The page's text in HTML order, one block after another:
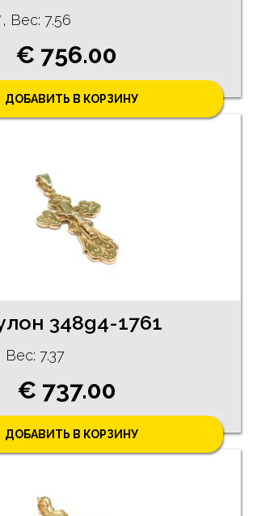
Bес: 7.56
€ 756.00
ДОБАВИТЬ В КОРЗИНУ
348g4-1761
7.37
€ 737.00
ДОБАВИТЬ В КОРЗИНУ